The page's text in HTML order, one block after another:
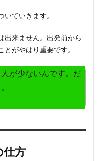
ていきます。
出来ません。出発前から
がやはり重要です。
が少ないんです。だ
仕方